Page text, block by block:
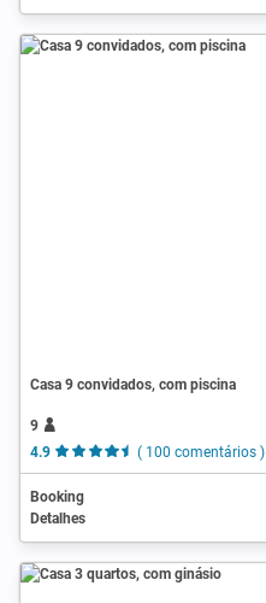
Casa 9 convidados, com piscina
9
4.9
( 100 comentários )
Booking
Detalhes